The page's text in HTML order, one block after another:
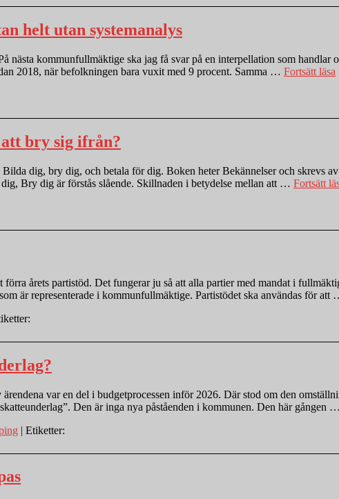
helt utan systemanalys
nästa kommunfullmäktige ska jag få svar på en interpellation som handlar
2018, när befolkningen bara vuxit med 9 procent. Samma … Fortsätt läsa
bry sig ifrån?
dig, bry dig, och betala för dig. Boken heter Bekännelser och skrevs
Bry dig är förstås slående. Skillnaden i betydelse mellan att … Fortsätt
årets partistöd. Det fungerar ju så att alla partier med mandat i
är representerade i kommunfullmäktige. Partistödet ska användas för att
var en del i budgetprocessen inför 2026. Där stod om den
Den är inga nya påståenden i kommunen. Den här gången …
| Etiketter: